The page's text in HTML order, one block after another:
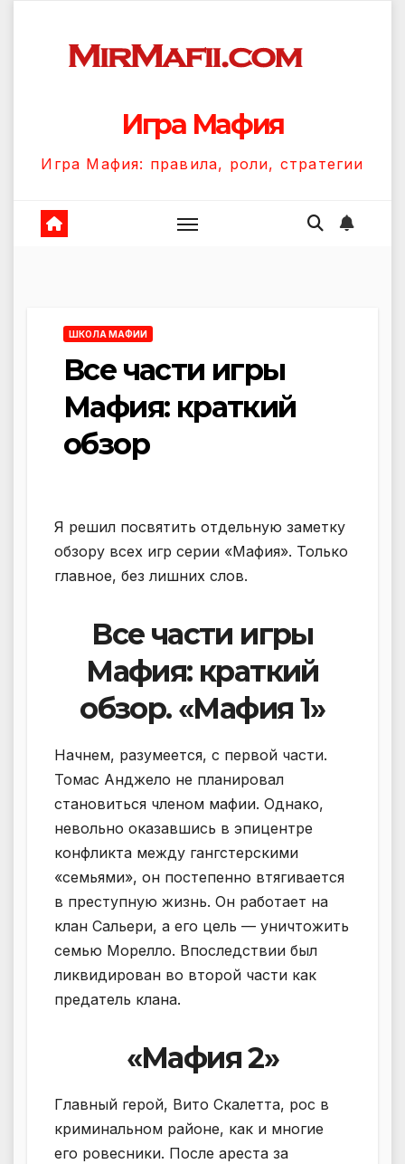
содержанию
Игра Мафия
Игра Мафия: правила, роли, стратегии
ШКОЛА МАФИИ
Все части игры
Мафия: краткий
обзор
Я решил посвятить отдельную заметку
обзору всех игр серии «Мафия». Только
главное, без лишних слов.
Все части игры
Мафия: краткий
обзор. «Мафия 1»
Начнем, разумеется, с первой части.
Томас Анджело не планировал
становиться членом мафии. Однако,
невольно оказавшись в эпицентре
конфликта между гангстерскими
«семьями», он постепенно втягивается
в преступную жизнь. Он работает на
клан Сальери, а его цель — уничтожить
семью Морелло. Впоследствии был
ликвидирован во второй части как
предатель клана.
«Мафия 2»
Главный герой, Вито Скалетта, рос в
криминальном районе, как и многие
его ровесники. После ареста за